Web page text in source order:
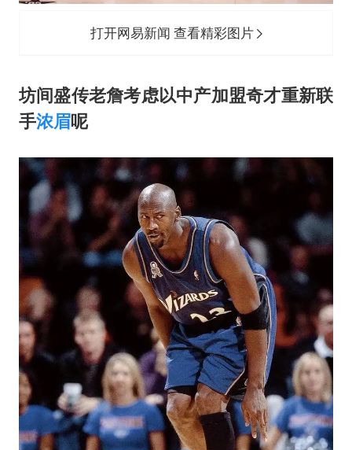
打开网易新闻 查看精彩图片
坊间盛传老詹考虑以中产加盟奇才重新联
手浓眉呢